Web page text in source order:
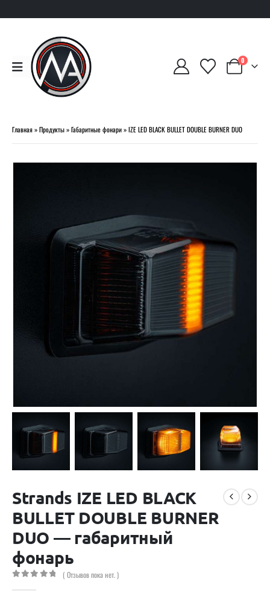
0
Главная»Продукты»Габаритные фонари»IZE LED BLACK BULLET DOUBLE BURNER DUO
Strands IZE LED BLACK
BULLET DOUBLE BURNER
DUO — габаритный
фонарь
( Отзывов пока нет. )